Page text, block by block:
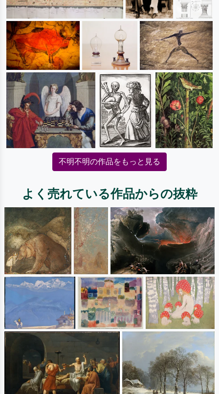
不明不明の作品をもっと見る
よく売れている作品からの抜粋